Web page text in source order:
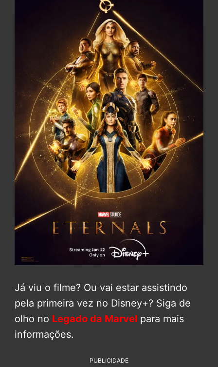
Já viu o filme? Ou vai estar assistindo
pela primeira vez no Disney+? Siga de
olho no Legado da Marvel para mais
informações.
PUBLICIDADE